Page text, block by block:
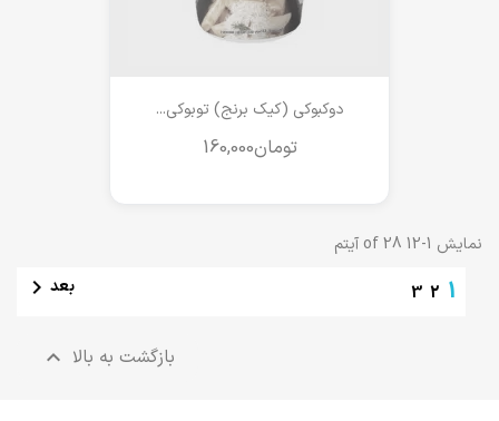
دوکبوکی (کیک برنج) توبوکی...
‎تومان160,000
نمایش 1-12 of 28 آیتم
1
2
3 بعد 
بازگشت به بالا 